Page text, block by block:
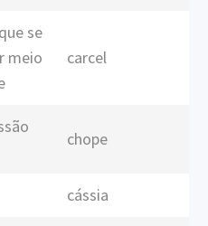
se
meio
carcel
chope
cássia